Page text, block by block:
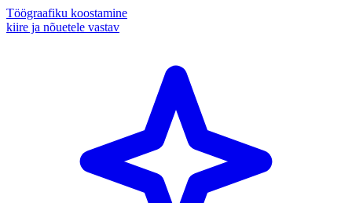
Töögraafiku koostamine
kiire ja nõuetele vastav